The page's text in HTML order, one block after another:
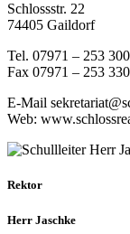
Schlossstr. 22
74405 Gaildorf
Tel. 07971 – 253 300
Fax 07971 – 253 330
E-Mail
Web:
Rektor
Herr Jaschke